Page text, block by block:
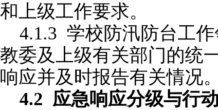
和上级工作要求。
4.1.3 学校防汛防台工
教委及上级有关部门的统
响应并及时报告有关情况
4.2 应急响应分级与行